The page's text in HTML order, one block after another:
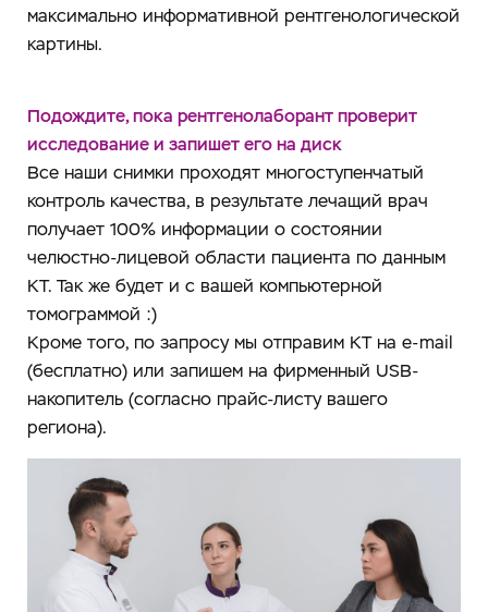
максимально информативной рентгенологической
картины.
Подождите, пока рентгенолаборант проверит
исследование и запишет его на диск
Все наши снимки проходят многоступенчатый
контроль качества, в результате лечащий врач
получает 100% информации о состоянии
челюстно-лицевой области пациента по данным
КТ. Так же будет и с вашей компьютерной
томограммой :)
Кроме того, по запросу мы отправим КТ на e-mail
(бесплатно) или запишем на фирменный USB-
накопитель (согласно прайс-листу вашего
региона).